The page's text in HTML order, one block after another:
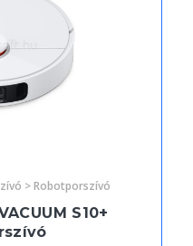
> Robotporszívó
S10+